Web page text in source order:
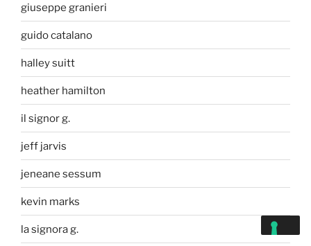
giuseppe granieri
guido catalano
halley suitt
heather hamilton
il signor g.
jeff jarvis
jeneane sessum
kevin marks
la signora g.